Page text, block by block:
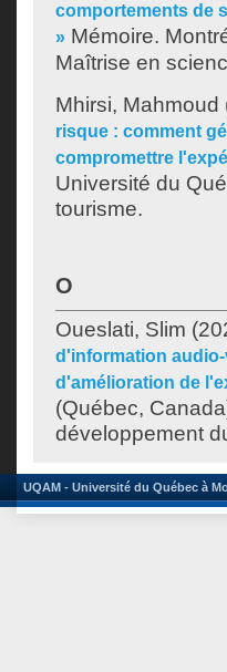
comportements de
» Mémoire.
Maîtrise en
Mhirsi, Mahmoud
risque : comment
compromettre
Université du
tourisme.
O
Oueslati, Slim
d'information
d'amélioration de
(Québec,
développement
UQAM - Université du Québec à